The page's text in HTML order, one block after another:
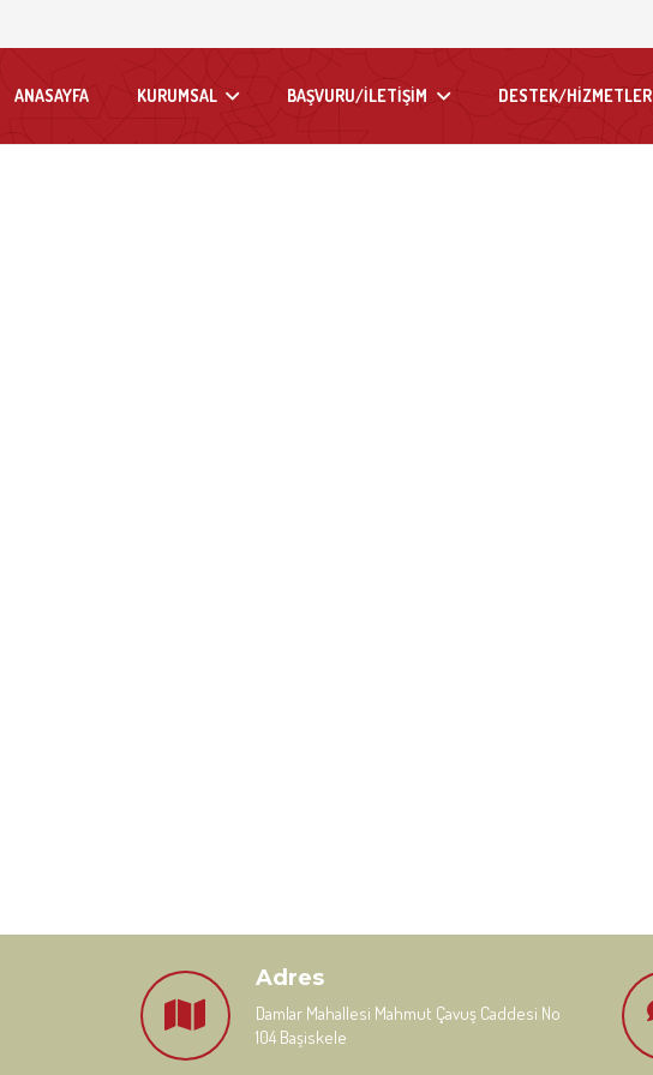
ANASAYFA KURUMSAL BAŞVURU/İLETİŞİM DESTEK/HİZMETLER
Adres
Damlar Mahallesi Mahmut Çavuş Caddesi No
104 Başiskele